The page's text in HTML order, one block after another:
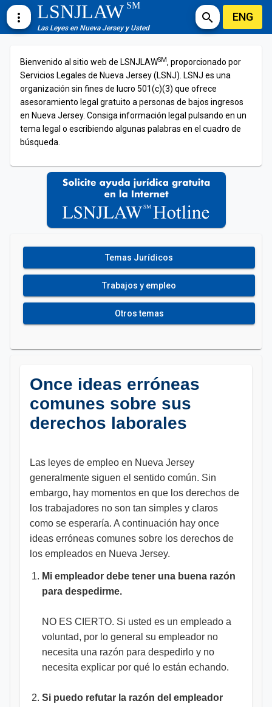
more_vert LSNJLAWSM
Las Leyes en Nueva Jersey y Usted
search ENG
Bienvenido al sitio web de LSNJLAWSM, proporcionado por
Servicios Legales de Nueva Jersey (LSNJ). LSNJ es una
organización sin fines de lucro 501(c)(3) que ofrece
asesoramiento legal gratuito a personas de bajos ingresos
en Nueva Jersey. Consiga información legal pulsando en un
tema legal o escribiendo algunas palabras en el cuadro de
búsqueda.
Temas Jurídicos
Trabajos y empleo
Otros temas
Once ideas erróneas
comunes sobre sus
derechos laborales
Las leyes de empleo en Nueva Jersey
generalmente siguen el sentido común. Sin
embargo, hay momentos en que los derechos de
los trabajadores no son tan simples y claros
como se esperaría. A continuación hay once
ideas erróneas comunes sobre los derechos de
los empleados en Nueva Jersey.
Mi empleador debe tener una buena razón
para despedirme.
NO ES CIERTO. Si usted es un empleado a
voluntad, por lo general su empleador no
necesita una razón para despedirlo y no
necesita explicar por qué lo están echando.
Si puedo refutar la razón del empleador